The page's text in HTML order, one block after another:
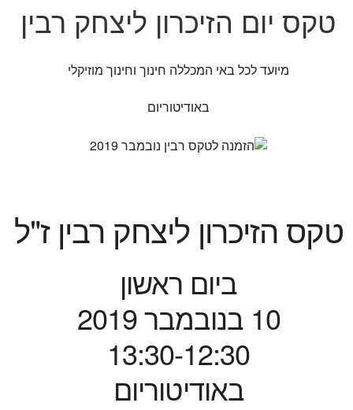
טקס יום הזיכרון ליצחק רבין
מיועד לכל באי המכללה חינוך וחינוך מוזיקלי
באודיטוריום
טקס הזיכרון ליצחק רבין ז"ל
ביום ראשון
10 בנובמבר 2019
13:30-12:30
באודיטוריום